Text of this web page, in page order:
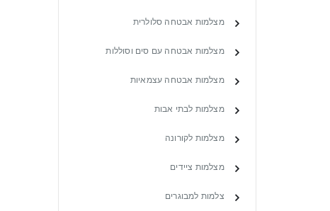
מצלמות אבטחה סלולרית
מצלמות אבטחה עם סים וסוללות
מצלמות אבטחה עצמאיות
מצלמות לבתי אבות
מצלמות לקורונה
מצלמות ציידים
צלמות למבוגרים